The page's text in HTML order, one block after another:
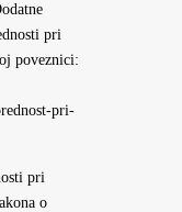
pri
poveznici:
pri-
pri
o